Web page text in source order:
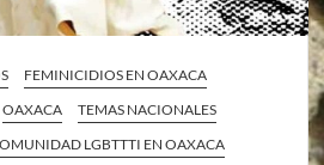
FEMINICIDIOS EN OAXACA
OAXACA
TEMAS NACIONALES
LGBTTTI EN OAXACA